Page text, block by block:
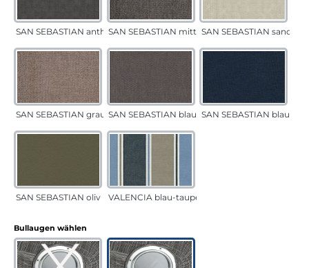
SAN SEBASTIAN anthrazitSAN SEBASTIAN mittelgrauSAN SEBASTIAN sand
SAN SEBASTIAN grau-sandSAN SEBASTIAN blau-sandSAN SEBASTIAN blau
SAN SEBASTIAN oliv VALENCIA blau-taupe
Bullaugen wählen